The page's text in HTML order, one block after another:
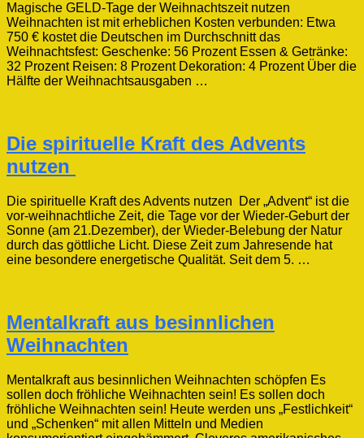
Magische GELD-Tage der Weihnachtszeit nutzen
Weihnachten ist mit erheblichen Kosten verbunden: Etwa
750 € kostet die Deutschen im Durchschnitt das
Weihnachtsfest: Geschenke: 56 Prozent Essen & Getränke:
32 Prozent Reisen: 8 Prozent Dekoration: 4 Prozent Über die
Hälfte der Weihnachtsausgaben …
Die spirituelle Kraft des Advents
nutzen
Die spirituelle Kraft des Advents nutzen Der „Advent“ ist die
vor-weihnachtliche Zeit, die Tage vor der Wieder-Geburt der
Sonne (am 21.Dezember), der Wieder-Belebung der Natur
durch das göttliche Licht. Diese Zeit zum Jahresende hat
eine besondere energetische Qualität. Seit dem 5. …
Mentalkraft aus besinnlichen
Weihnachten
Mentalkraft aus besinnlichen Weihnachten schöpfen Es
sollen doch fröhliche Weihnachten sein! Es sollen doch
fröhliche Weihnachten sein! Heute werden uns „Festlichkeit“
und „Schenken“ mit allen Mitteln und Medien